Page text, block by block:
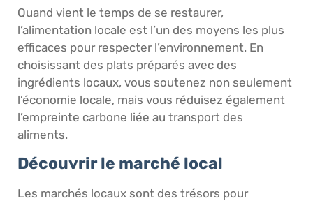
Quand vient le temps de se restaurer,
l’alimentation locale est l’un des moyens les plus
efficaces pour respecter l’environnement. En
choisissant des plats préparés avec des
ingrédients locaux, vous soutenez non seulement
l’économie locale, mais vous réduisez également
l’empreinte carbone liée au transport des
aliments.
Découvrir le marché local
Les marchés locaux sont des trésors pour